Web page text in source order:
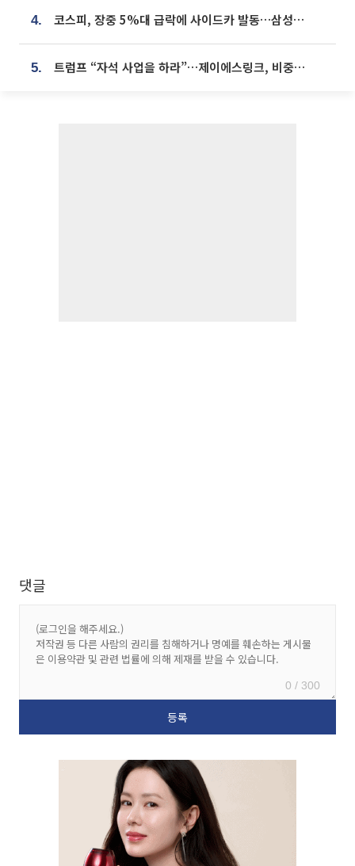
4. 코스피, 장중 5%대 급락에 사이드카 발동…삼성·SK 동반 폭락
5. 트럼프 “자석 사업을 하라”…제이에스링크, 비중국 영구자석 공급망 구축 속도
댓글
0 / 300